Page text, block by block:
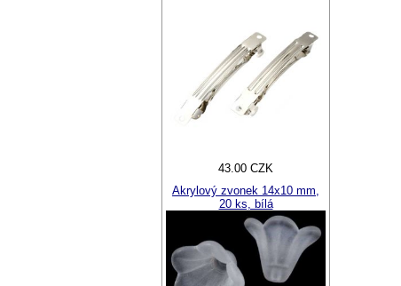
43.00 CZK
Akrylový zvonek 14x10 mm,
20 ks, bílá